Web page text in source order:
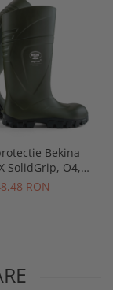
Bekina
SolidGrip, O4,
negru
RON